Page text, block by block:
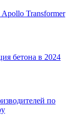
Transformer
бетона в 2024
по